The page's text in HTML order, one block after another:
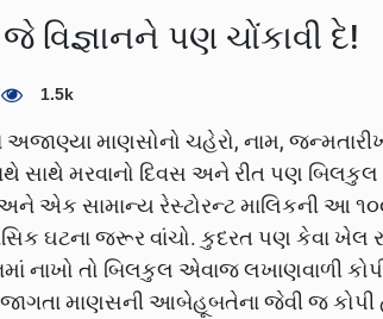
વિજ્ઞાનને પણ ચોંકાવી દે!
1.5k
માણસોનો ચહેરો, નામ,
સાથે મરવાનો દિવસ અને રીત પણ
અને એક સામાન્ય રેસ્ટોરન્ટ માલિકની આ
ઘટના જરૂર વાંચો. કુદરત પણ કેવા ખેલ
નાખો તો બિલકુલ એવાજ લખાણવાળી
માણસની આબેહૂબતેના જેવી જ કોપી